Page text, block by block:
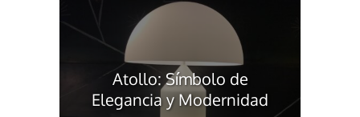
Atollo: Símbolo de
Elegancia y Modernidad